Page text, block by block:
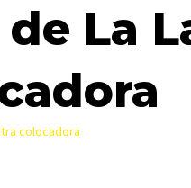
La
colocadora